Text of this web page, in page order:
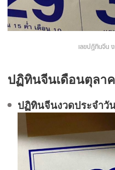
เลขปฏิทินจีน
ปฏิทินจีนเดือนตุลา
ปฏิทินจีนงวดประจําวั